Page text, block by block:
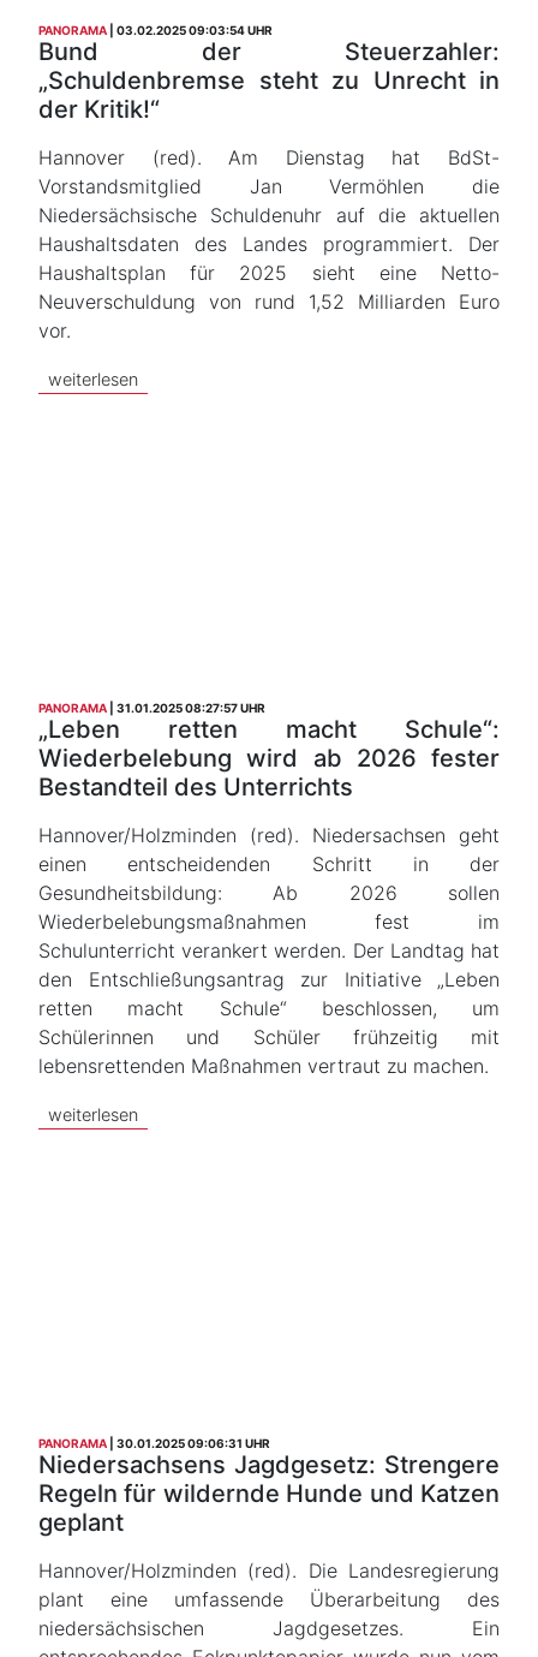
PANORAMA 03.02.2025 09:03:54 UHR
Bund der Steuerzahler:
„Schuldenbremse steht zu Unrecht in
der Kritik!“
Hannover (red). Am Dienstag hat BdSt-
Vorstandsmitglied Jan Vermöhlen die
Niedersächsische Schuldenuhr auf die aktuellen
Haushaltsdaten des Landes programmiert. Der
Haushaltsplan für 2025 sieht eine Netto-
Neuverschuldung von rund 1,52 Milliarden Euro
vor.
weiterlesen
PANORAMA 31.01.2025 08:27:57 UHR
„Leben retten macht Schule“:
Wiederbelebung wird ab 2026 fester
Bestandteil des Unterrichts
Hannover/Holzminden (red). Niedersachsen geht
einen entscheidenden Schritt in der
Gesundheitsbildung: Ab 2026 sollen
Wiederbelebungsmaßnahmen fest im
Schulunterricht verankert werden. Der Landtag hat
den Entschließungsantrag zur Initiative „Leben
retten macht Schule“ beschlossen, um
Schülerinnen und Schüler frühzeitig mit
lebensrettenden Maßnahmen vertraut zu machen.
weiterlesen
PANORAMA 30.01.2025 09:06:31 UHR
Niedersachsens Jagdgesetz: Strengere
Regeln für wildernde Hunde und Katzen
geplant
Hannover/Holzminden (red). Die Landesregierung
plant eine umfassende Überarbeitung des
niedersächsischen Jagdgesetzes. Ein